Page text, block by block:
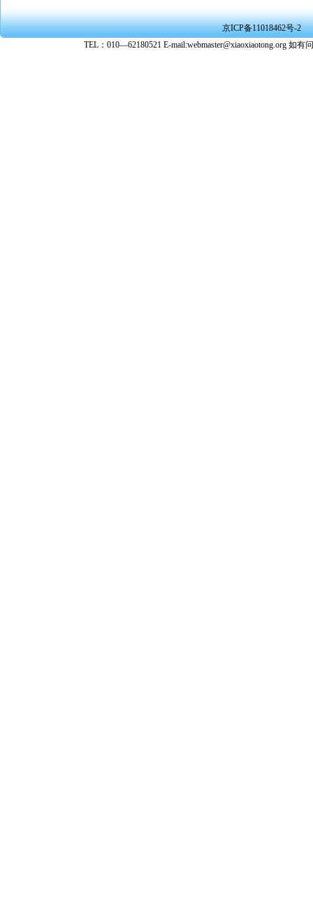
★ 在本
转载、
★ 参与
京ICP备11018462号-2
TEL：010—62180521 E-mail:webmaster@xiaoxiaotong.org 如